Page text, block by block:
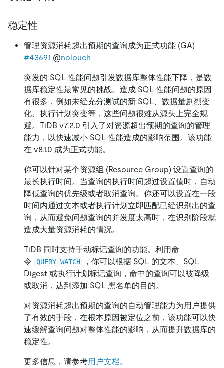
稳定性
管理资源消耗超出预期的查询成为正式功能 (GA)
#43691 @nolouch
突发的 SQL 性能问题引发数据库整体性能下降，是数
据库稳定性最常见的挑战。造成 SQL 性能问题的原因
有很多，例如未经充分测试的新 SQL、数据量剧烈变
化、执行计划突变等，这些问题很难从源头上完全规
避。TiDB v7.2.0 引入了对资源超出预期的查询的管理
能力，以快速减小 SQL 性能造成的影响范围。该功能
在 v8.1.0 成为正式功能。
你可以针对某个资源组 (Resource Group) 设置查询的
最长执行时间。当查询的执行时间超过设置值时，自动
降低查询的优先级或者取消查询。你还可以设置在一段
时间内通过文本或者执行计划立即匹配已经识别出的查
询，从而避免问题查询的并发度太高时，在识别阶段就
造成大量资源消耗的情况。
TiDB 同时支持手动标记查询的功能。利用命
令
QUERY WATCH
，你可以根据 SQL 的文本、SQL
Digest 或执行计划标记查询，命中的查询可以被降级
或取消，达到添加 SQL 黑名单的目的。
对资源消耗超出预期的查询的自动管理能力为用户提供
了有效的手段，在根本原因被定位之前，该功能可以快
速缓解查询问题对整体性能的影响，从而提升数据库的
稳定性。
更多信息，请参考用户文档。